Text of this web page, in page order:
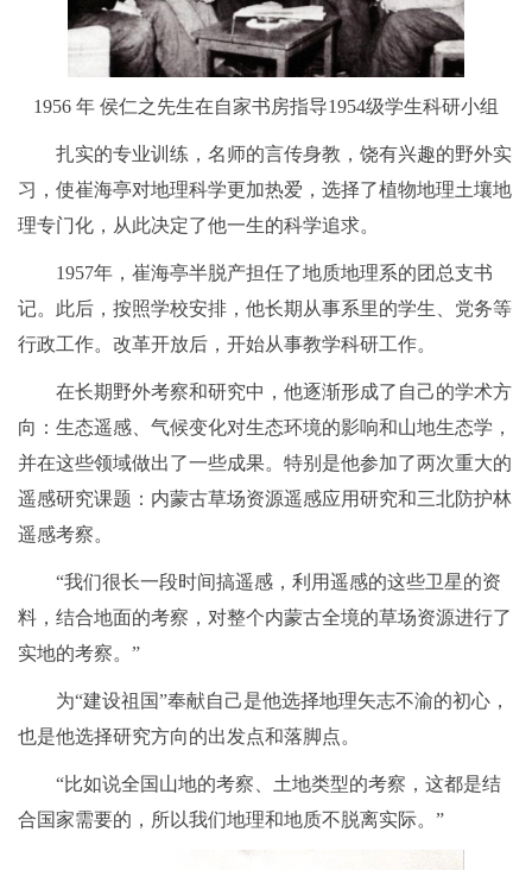
1956 年 侯仁之先生在自家书房指导1954级学生科研小组
扎实的专业训练，名师的言传身教，饶有兴趣的野外实
习，使崔海亭对地理科学更加热爱，选择了植物地理土壤地
理专门化，从此决定了他一生的科学追求。
1957年，崔海亭半脱产担任了地质地理系的团总支书
记。此后，按照学校安排，他长期从事系里的学生、党务等
行政工作。改革开放后，开始从事教学科研工作。
在长期野外考察和研究中，他逐渐形成了自己的学术方
向：生态遥感、气候变化对生态环境的影响和山地生态学，
并在这些领域做出了一些成果。特别是他参加了两次重大的
遥感研究课题：内蒙古草场资源遥感应用研究和三北防护林
遥感考察。
“我们很长一段时间搞遥感，利用遥感的这些卫星的资
料，结合地面的考察，对整个内蒙古全境的草场资源进行了
实地的考察。”
为“建设祖国”奉献自己是他选择地理矢志不渝的初心，
也是他选择研究方向的出发点和落脚点。
“比如说全国山地的考察、土地类型的考察，这都是结
合国家需要的，所以我们地理和地质不脱离实际。”